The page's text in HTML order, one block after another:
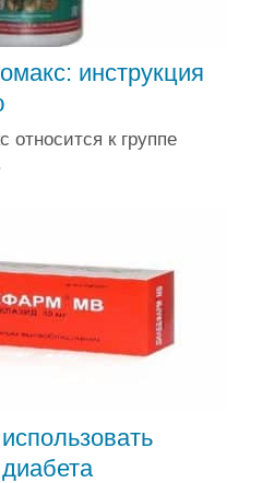
инструкция
относится к группе